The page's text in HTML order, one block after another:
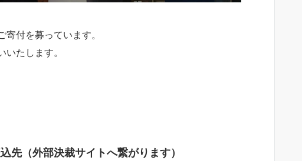
付を募っています。
たします。
先（外部決裁サイトへ繋がります）